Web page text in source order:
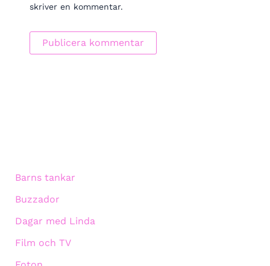
skriver en kommentar.
Barns tankar
Buzzador
Dagar med Linda
Film och TV